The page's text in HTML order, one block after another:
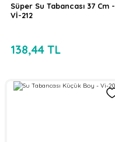
Süper Su Tabancası 37 Cm -
Vİ-212
138,44 TL